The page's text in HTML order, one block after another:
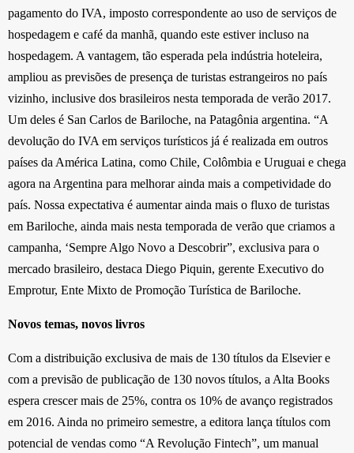
pagamento do IVA, imposto correspondente ao uso de serviços de
hospedagem e café da manhã, quando este estiver incluso na
hospedagem. A vantagem, tão esperada pela indústria hoteleira,
ampliou as previsões de presença de turistas estrangeiros no país
vizinho, inclusive dos brasileiros nesta temporada de verão 2017.
Um deles é San Carlos de Bariloche, na Patagônia argentina. “A
devolução do IVA em serviços turísticos já é realizada em outros
países da América Latina, como Chile, Colômbia e Uruguai e chega
agora na Argentina para melhorar ainda mais a competividade do
país. Nossa expectativa é aumentar ainda mais o fluxo de turistas
em Bariloche, ainda mais nesta temporada de verão que criamos a
campanha, ‘Sempre Algo Novo a Descobrir”, exclusiva para o
mercado brasileiro, destaca Diego Piquin, gerente Executivo do
Emprotur, Ente Mixto de Promoção Turística de Bariloche.
Novos temas, novos livros
Com a distribuição exclusiva de mais de 130 títulos da Elsevier e
com a previsão de publicação de 130 novos títulos, a Alta Books
espera crescer mais de 25%, contra os 10% de avanço registrados
em 2016. Ainda no primeiro semestre, a editora lança títulos com
potencial de vendas como “A Revolução Fintech”, um manual